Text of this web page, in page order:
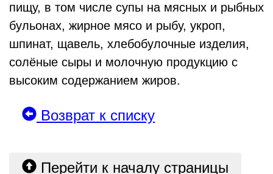
пищу, в том числе супы на мясных и рыбных
бульонах, жирное мясо и рыбу, укроп,
шпинат, щавель, хлебобулочные изделия,
солёные сыры и молочную продукцию с
высоким содержанием жиров.
Возврат к списку
Перейти к началу страницы